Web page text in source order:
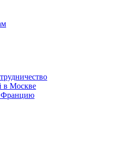
в Москве
Францию